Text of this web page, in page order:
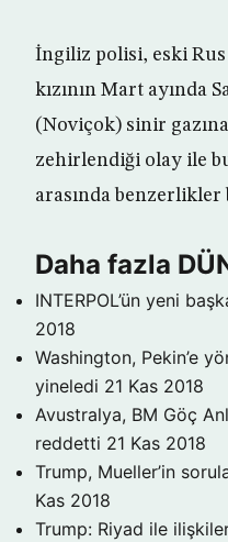
İngiliz polisi, eski Rus
kızının Mart ayında
(Noviçok) sinir
zehirlendiği olay ile
arasında benzerlikler
Daha fazla
INTERPOL’ün yeni
2018
Washington, Pekin’e
yineledi 21 Kas 2018
Avustralya, BM Göç
reddetti 21 Kas 2018
Trump, Mueller’in
Kas 2018
Trump: Riyad ile